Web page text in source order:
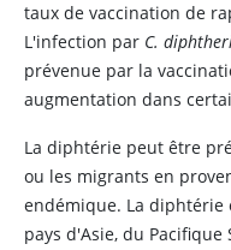
taux de vaccination de
L'infection par C.
prévenue par la
augmentation dans
La diphtérie peut être
ou les migrants en
endémique. La
pays d'Asie, du